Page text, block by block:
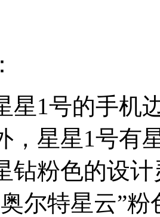
1号的手机边
，星星1号有
钻粉色的设
尔特星云”